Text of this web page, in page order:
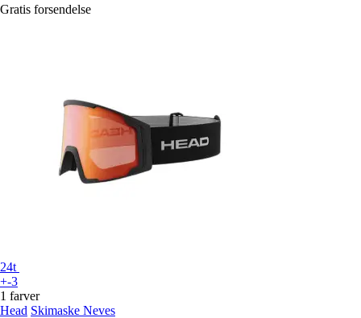
Gratis forsendelse
24t
+-3
1 farver
Head Skimaske Neves